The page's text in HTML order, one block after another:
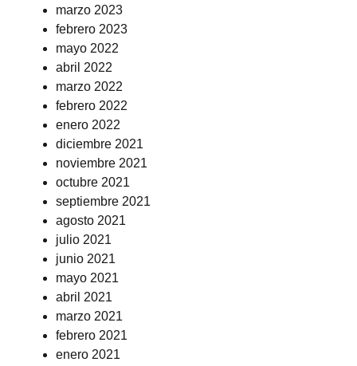
marzo 2023
febrero 2023
mayo 2022
abril 2022
marzo 2022
febrero 2022
enero 2022
diciembre 2021
noviembre 2021
octubre 2021
septiembre 2021
agosto 2021
julio 2021
junio 2021
mayo 2021
abril 2021
marzo 2021
febrero 2021
enero 2021